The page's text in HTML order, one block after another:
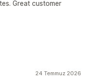
Great customer
24 Temmuz 2026